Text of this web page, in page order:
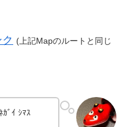
(上記Mapのルートと同じ
ﾞｲ ｼﾏｽ